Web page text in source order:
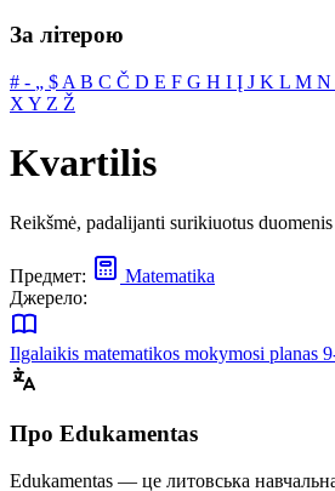
За літерою
# ‐ „ $ A B C Č D E F G H I Į J K L M N
X Y Z Ž
Kvartilis
Reikšmė, padalijanti surikiuotus
Предмет:
Matematika
Джерело:
Ilgalaikis matematikos mokymosi planas
Про Edukamentas
Edukamentas — це литовська